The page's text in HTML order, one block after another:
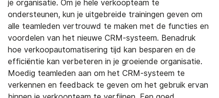
je organisatie. Om je hele verkoopteam te
ondersteunen, kun je uitgebreide trainingen geven om
alle teamleden vertrouwd te maken met de functies en
voordelen van het nieuwe CRM-systeem. Benadruk
hoe verkoopautomatisering tijd kan besparen en de
efficiëntie kan verbeteren in je groeiende organisatie.
Moedig teamleden aan om het CRM-systeem te
verkennen en feedback te geven om het gebruik ervan